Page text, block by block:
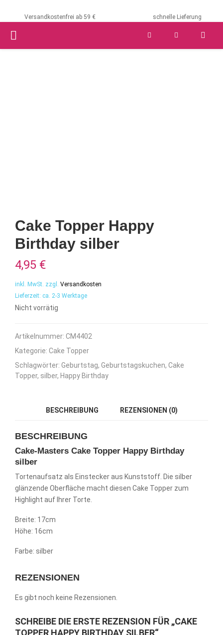
Versandkostenfrei ab 59 € schnelle Lieferung
PRIMARY
Cake Topper Happy
Birthday silber
4,95 €
inkl. MwSt. zzgl. Versandkosten
Lieferzeit: ca. 2-3 Werktage
Nicht vorrätig
Artikelnummer: CM4402
Kategorie: Cake Topper
Schlagwörter: Geburtstag, Geburtstagskuchen, Cake
Topper, silber, Happy Birthday
BESCHREIBUNG REZENSIONEN (0)
BESCHREIBUNG
Cake-Masters Cake Topper Happy Birthday
silber
Tortenaufsatz als Einstecker aus Kunststoff. Die silber
glänzende Oberfläche macht diesen Cake Topper zum
Highlight auf Ihrer Torte.
Breite: 17cm
Höhe: 16cm
Farbe: silber
REZENSIONEN
Es gibt noch keine Rezensionen.
SCHREIBE DIE ERSTE REZENSION FÜR „CAKE